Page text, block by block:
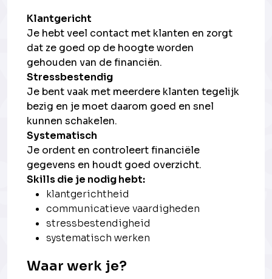
Klantgericht
Je hebt veel contact met klanten en zorgt
dat ze goed op de hoogte worden
gehouden van de financiën.
Stressbestendig
Je bent vaak met meerdere klanten tegelijk
bezig en je moet daarom goed en snel
kunnen schakelen.
Systematisch
Je ordent en controleert financiële
gegevens en houdt goed overzicht.
Skills die je nodig hebt:
klantgerichtheid
communicatieve vaardigheden
stressbestendigheid
systematisch werken
Waar werk je?